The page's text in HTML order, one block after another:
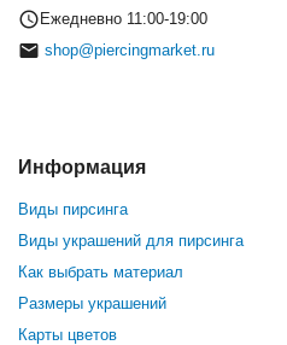
Ежедневно 11:00-19:00
shop@piercingmarket.ru
Информация
Виды пирсинга
Виды украшений для пирсинга
Как выбрать материал
Размеры украшений
Карты цветов